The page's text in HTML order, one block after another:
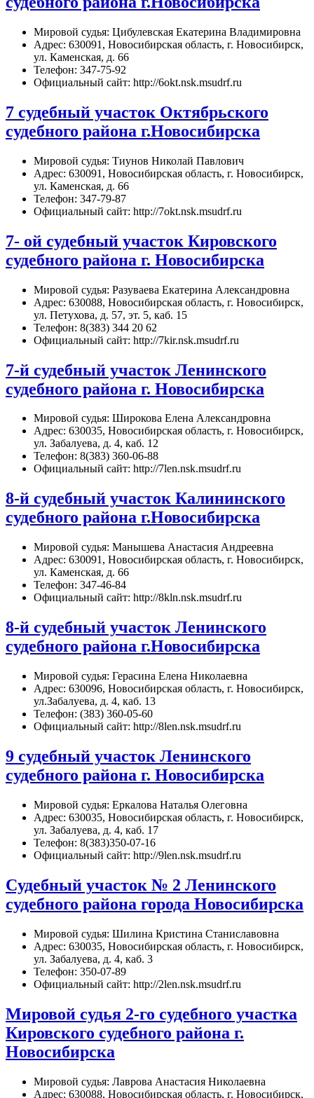
Мировой судья: Цибулевская Екатерина Владимировна
Адрес: 630091, Новосибирская область, г. Новосибирск,
ул. Каменская, д. 66
Телефон: 347-75-92
Официальный сайт: http://6okt.nsk.msudrf.ru
7 судебный участок Октябрьского
судебного района г.Новосибирска
Мировой судья: Тиунов Николай Павлович
Адрес: 630091, Новосибирская область, г. Новосибирск,
ул. Каменская, д. 66
Телефон: 347-79-87
Официальный сайт: http://7okt.nsk.msudrf.ru
7- ой судебный участок Кировского
судебного района г. Новосибирска
Мировой судья: Разуваева Екатерина Александровна
Адрес: 630088, Новосибирская область, г. Новосибирск,
ул. Петухова, д. 57, эт. 5, каб. 15
Телефон: 8(383) 344 20 62
Официальный сайт: http://7kir.nsk.msudrf.ru
7-й судебный участок Ленинского
судебного района г. Новосибирска
Мировой судья: Широкова Елена Александровна
Адрес: 630035, Новосибирская область, г. Новосибирск,
ул. Забалуева, д. 4, каб. 12
Телефон: 8(383) 360-06-88
Официальный сайт: http://7len.nsk.msudrf.ru
8-й судебный участок Калининского
судебного района г.Новосибирска
Мировой судья: Манышева Анастасия Андреевна
Адрес: 630091, Новосибирская область, г. Новосибирск,
ул. Каменская, д. 66
Телефон: 347-46-84
Официальный сайт: http://8kln.nsk.msudrf.ru
8-й судебный участок Ленинского
судебного района г.Новосибирска
Мировой судья: Герасина Елена Николаевна
Адрес: 630096, Новосибирская область, г. Новосибирск,
ул.Забалуева, д. 4, каб. 13
Телефон: (383) 360-05-60
Официальный сайт: http://8len.nsk.msudrf.ru
9 судебный участок Ленинского
судебного района г. Новосибирска
Мировой судья: Еркалова Наталья Олеговна
Адрес: 630035, Новосибирская область, г. Новосибирск,
ул. Забалуева, д. 4, каб. 17
Телефон: 8(383)350-07-16
Официальный сайт: http://9len.nsk.msudrf.ru
Cудебный участок № 2 Ленинского
судебного района города Новосибирска
Мировой судья: Шилина Кристина Станиславовна
Адрес: 630035, Новосибирская область, г. Новосибирск,
ул. Забалуева, д. 4, каб. 3
Телефон: 350-07-89
Официальный сайт: http://2len.nsk.msudrf.ru
Mировой судья 2-го судебного участка
Кировского судебного района г.
Новосибирска
Мировой судья: Лаврова Анастасия Николаевна
Адрес: 630088, Новосибирская область, г. Новосибирск,